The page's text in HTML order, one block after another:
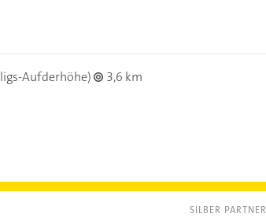
Aufderhöhe)
3,6 km
SILBER PARTNER